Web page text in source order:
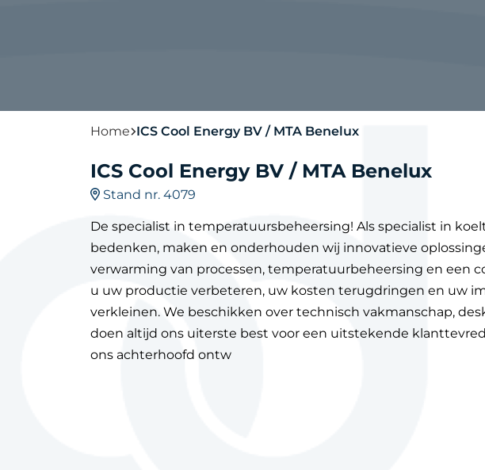
Home ICS Cool Energy BV / MTA Benelux
ICS Cool Energy BV / MTA Benelux
Stand nr. 4079
De specialist in temperatuursbeheersing! Als specialist in
bedenken, maken en onderhouden wij innovatieve
verwarming van processen, temperatuurbeheersing en een
u uw productie verbeteren, uw kosten terugdringen en uw
verkleinen. We beschikken over technisch vakmanschap,
doen altijd ons uiterste best voor een uitstekende
ons achterhoofd ontw